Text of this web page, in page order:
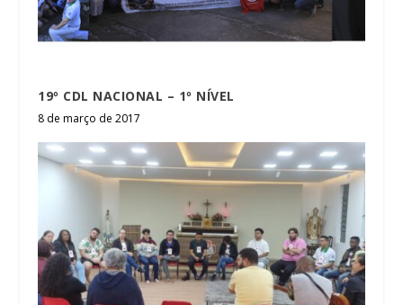
19º CDL NACIONAL – 1º NÍVEL
8 de março de 2017